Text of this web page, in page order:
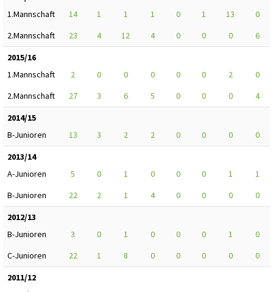
1.Mannschaft
14 1 1 1 0 1 13
0
2.Mannschaft
23 4 12 4 0 0 0
6
2015/16
1.Mannschaft
2 0 0 0 0 0 2
0
2.Mannschaft
27 3 6 5 0 0 0
4
2014/15
B-Junioren
13 3 2 2 0 0 0
0
2013/14
A-Junioren
5 0 1 0 0 0 1
1
B-Junioren
22 2 1 4 0 0 0
0
2012/13
B-Junioren
3 0 1 0 0 0 1
0
C-Junioren
22 1 8 0 0 0 0
0
2011/12